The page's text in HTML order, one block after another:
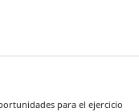
para el ejercicio